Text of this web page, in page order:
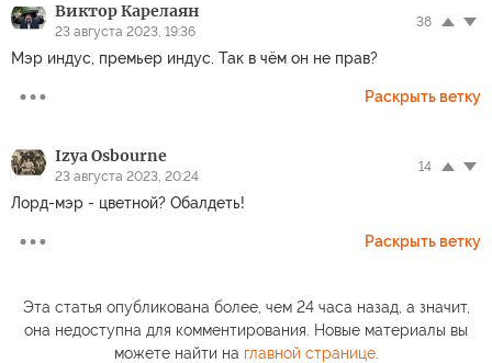
Виктор Карелаян
23 августа 2023, 19:36
38
Мэр индус, премьер индус. Так в чём он не прав?
Раскрыть ветку
Izya Osbourne
23 августа 2023, 20:24
14
Лорд-мэр - цветной? Обалдеть!
Раскрыть ветку
Эта статья опубликована более, чем 24 часа назад, а значит,
она недоступна для комментирования. Новые материалы вы
можете найти на главной странице.